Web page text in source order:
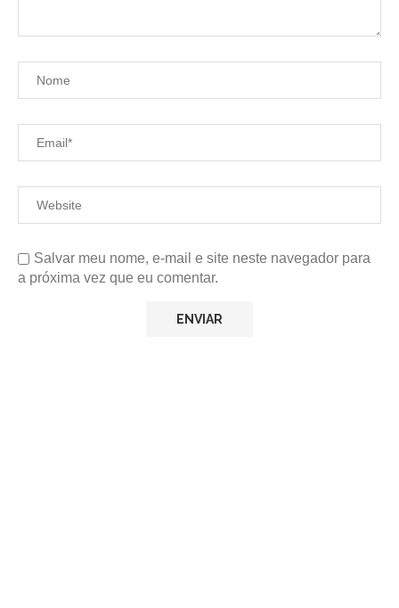
Salvar meu nome, e-mail e site neste navegador para
a próxima vez que eu comentar.